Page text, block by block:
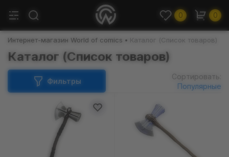
0 0
Интернет-магазин World of comics Каталог (Список товаров)
Каталог (Список товаров)
Фильтры
Сортировать:
Популярные